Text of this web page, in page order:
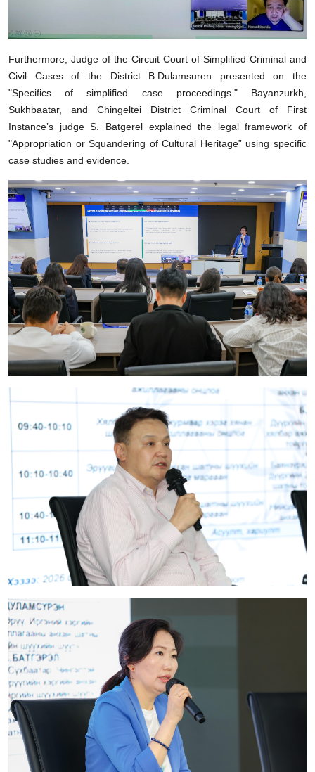
Furthermore, Judge of the Circuit Court of Simplified Criminal and
Civil Cases of the District B.Dulamsuren presented on the
"Specifics of simplified case proceedings." Bayanzurkh,
Sukhbaatar, and Chingeltei District Criminal Court of First
Instance’s judge S. Batgerel explained the legal framework of
"Appropriation or Squandering of Cultural Heritage” using specific
case studies and evidence.